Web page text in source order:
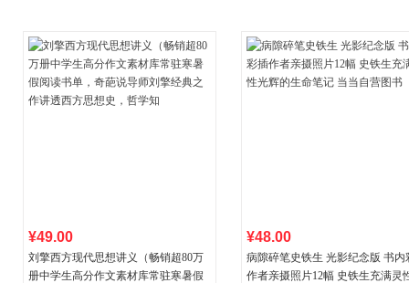
¥49.00
刘擎西方现代思想讲义（畅销超80万
册中学生高分作文素材库常驻寒暑假
¥48.00
病隙碎笔史铁生 光影纪念版 书内
作者亲摄照片12幅 史铁生充满灵